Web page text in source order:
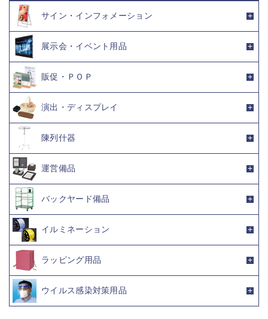
サイン・インフォメーション
展示会・イベント用品
販促・ＰＯＰ
演出・ディスプレイ
陳列什器
運営備品
バックヤード備品
イルミネーション
ラッピング用品
ウイルス感染対策用品